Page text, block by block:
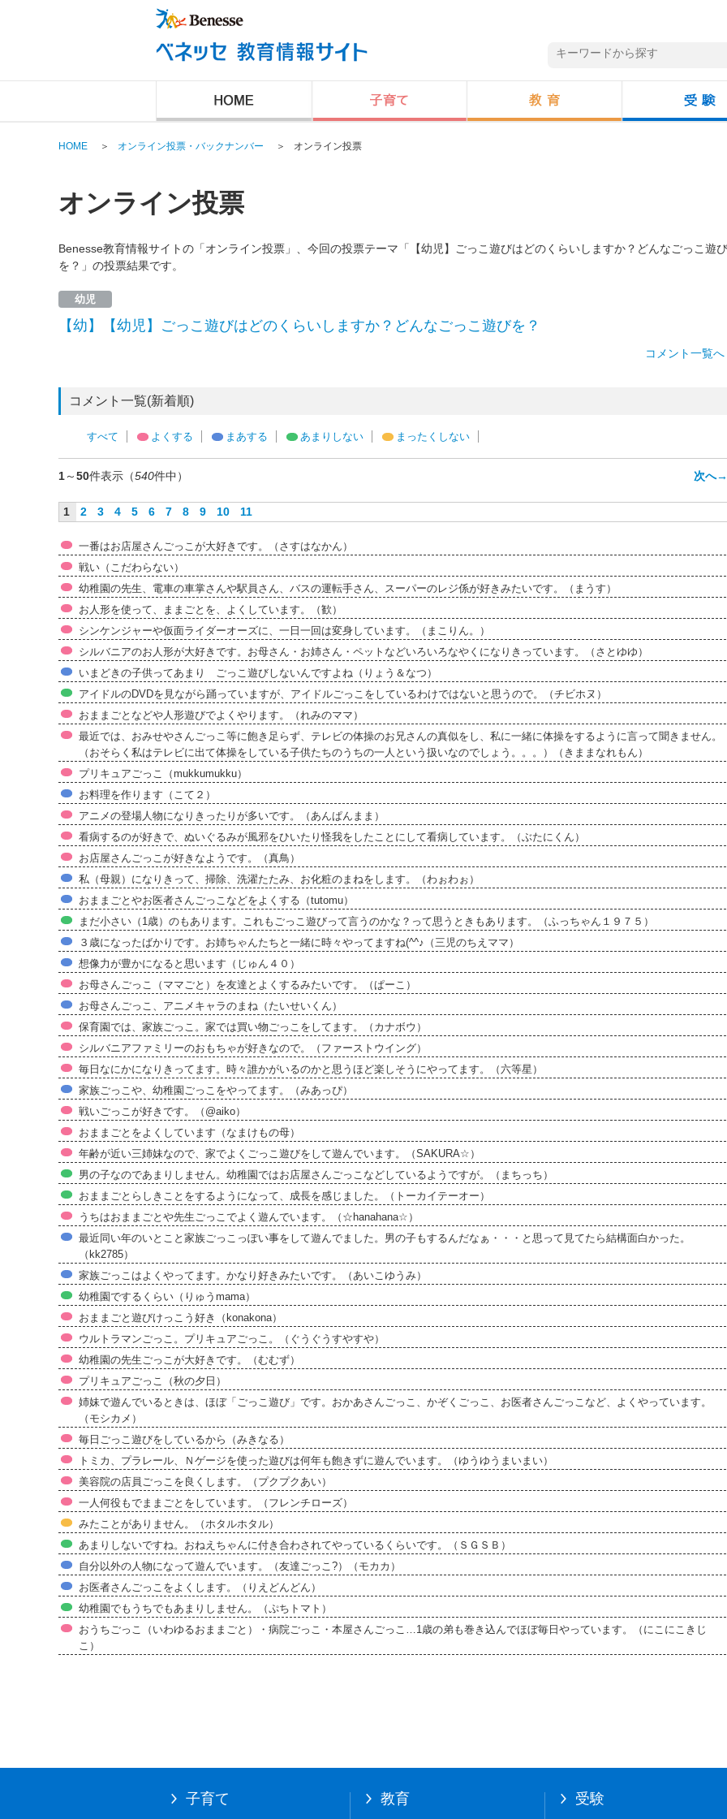
HOME ＞ オンライン投票・バックナンバー ＞ オンライン投票
オンライン投票
Benesse教育情報サイトの「オンライン投票」、今回の投票テーマ「【幼児】ごっこ遊びはどのくらいしますか？どんなごっこ遊び
を？」の投票結果です。
幼児
【幼】【幼児】ごっこ遊びはどのくらいしますか？どんなごっこ遊びを？
コメント一覧へ
コメント一覧(新着順)
すべて よくする まあする あまりしない まったくしない
1～50件表示（540件中） 次へ→
1 2 3 4 5 6 7 8 9 10 11
一番はお店屋さんごっこが大好きです。（さすはなかん）
戦い（こだわらない）
幼稚園の先生、電車の車掌さんや駅員さん、バスの運転手さん、スーパーのレジ係が好きみたいです。（まうす）
お人形を使って、ままごとを、よくしています。（歓）
シンケンジャーや仮面ライダーオーズに、一日一回は変身しています。（まこりん。）
シルバニアのお人形が大好きです。お母さん・お姉さん・ペットなどいろいろなやくになりきっています。（さとゆゆ）
いまどきの子供ってあまり ごっこ遊びしないんですよね（りょう＆なつ）
アイドルのDVDを見ながら踊っていますが、アイドルごっこをしているわけではないと思うので。（チビホヌ）
おままごとなどや人形遊びでよくやります。（れみのママ）
最近では、おみせやさんごっこ等に飽き足らず、テレビの体操のお兄さんの真似をし、私に一緒に体操をするように言って聞きません。
（おそらく私はテレビに出て体操をしている子供たちのうちの一人という扱いなのでしょう。。。）（きままなれもん）
プリキュアごっこ（mukkumukku）
お料理を作ります（こて２）
アニメの登場人物になりきったりが多いです。（あんぱんまま）
看病するのが好きで、ぬいぐるみが風邪をひいたり怪我をしたことにして看病しています。（ぶたにくん）
お店屋さんごっこが好きなようです。（真鳥）
私（母親）になりきって、掃除、洗濯たたみ、お化粧のまねをします。（わぉわぉ）
おままごとやお医者さんごっこなどをよくする（tutomu）
まだ小さい（1歳）のもあります。これもごっこ遊びって言うのかな？って思うときもあります。（ふっちゃん１９７５）
３歳になったばかりです。お姉ちゃんたちと一緒に時々やってますね(^^♪（三児のちえママ）
想像力が豊かになると思います（じゅん４０）
お母さんごっこ（ママごと）を友達とよくするみたいです。（ぱーこ）
お母さんごっこ、アニメキャラのまね（たいせいくん）
保育園では、家族ごっこ。家では買い物ごっこをしてます。（カナボウ）
シルバニアファミリーのおもちゃが好きなので。（ファーストウイング）
毎日なにかになりきってます。時々誰かがいるのかと思うほど楽しそうにやってます。（六等星）
家族ごっこや、幼稚園ごっこをやってます。（みあっぴ）
戦いごっこが好きです。（@aiko）
おままごとをよくしています（なまけもの母）
年齢が近い三姉妹なので、家でよくごっこ遊びをして遊んでいます。（SAKURA☆）
男の子なのであまりしません。幼稚園ではお店屋さんごっこなどしているようですが。（まちっち）
おままごとらしきことをするようになって、成長を感じました。（トーカイテーオー）
うちはおままごとや先生ごっこでよく遊んでいます。（☆hanahana☆）
最近同い年のいとこと家族ごっこっぽい事をして遊んでました。男の子もするんだなぁ・・・と思って見てたら結構面白かった。
（kk2785）
家族ごっこはよくやってます。かなり好きみたいです。（あいこゆうみ）
幼稚園でするくらい（りゅうmama）
おままごと遊びけっこう好き（konakona）
ウルトラマンごっこ。プリキュアごっこ。（ぐうぐうすやすや）
幼稚園の先生ごっこが大好きです。（むむず）
プリキュアごっこ（秋の夕日）
姉妹で遊んでいるときは、ほぼ「ごっこ遊び」です。おかあさんごっこ、かぞくごっこ、お医者さんごっこなど、よくやっています。
（モシカメ）
毎日ごっこ遊びをしているから（みきなる）
トミカ、プラレール、Ｎゲージを使った遊びは何年も飽きずに遊んでいます。（ゆうゆうまいまい）
美容院の店員ごっこを良くします。（プクプクあい）
一人何役もでままごとをしています。（フレンチローズ）
みたことがありません。（ホタルホタル）
あまりしないですね。おねえちゃんに付き合わされてやっているくらいです。（ＳＧＳＢ）
自分以外の人物になって遊んでいます。（友達ごっこ?）（モカカ）
お医者さんごっこをよくします。（りえどんどん）
幼稚園でもうちでもあまりしません。（ぷちトマト）
おうちごっこ（いわゆるおままごと）・病院ごっこ・本屋さんごっこ…1歳の弟も巻き込んでほぼ毎日やっています。（にこにこきじ
こ）
子育て 教育 受験